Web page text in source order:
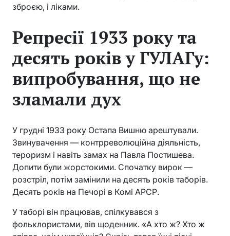
зброєю, і ліками.
Репресії 1933 року та
десять років у ГУЛАГу:
випробування, що не
зламали дух
У грудні 1933 року Остапа Вишню арештували.
Звинувачення — контрреволюційна діяльність,
тероризм і навіть замах на Павла Постишева.
Допити були жорстокими. Спочатку вирок —
розстріл, потім замінили на десять років таборів.
Десять років на Печорі в Комі АРСР.
У таборі він працював, спілкувався з
фольклористами, вів щоденник. «А хто ж? Хто ж